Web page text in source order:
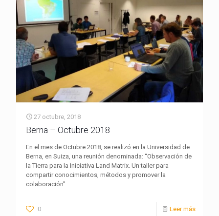
27 octubre, 2018
Berna – Octubre 2018
En el mes de Octubre 2018, se realizó en la Universidad de
Berna, en Suiza, una reunión denominada: “Observación de
la Tierra para la Iniciativa Land Matrix. Un taller para
compartir conocimientos, métodos y promover la
colaboración”.
0 Leer más